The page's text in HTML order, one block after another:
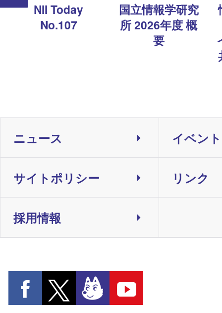
NII Today
No.107
国立情報学研究
所 2026年度 概
要
ニュース イベント
サイトポリシー リンク
採用情報